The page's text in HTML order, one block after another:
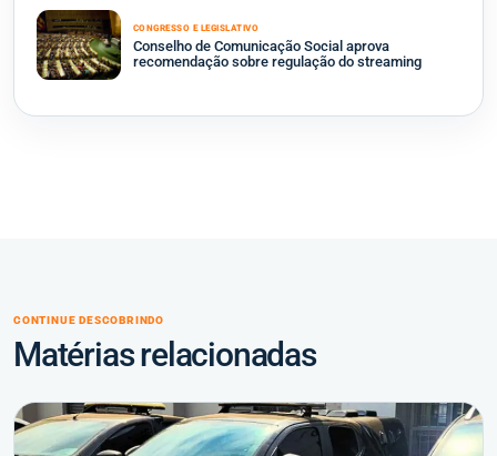
CONGRESSO E LEGISLATIVO
Conselho de Comunicação Social aprova
recomendação sobre regulação do streaming
CONTINUE DESCOBRINDO
Matérias relacionadas